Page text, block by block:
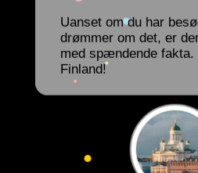
Uanset om du har
drømmer om det, er
med spændende fakta.
Finland!